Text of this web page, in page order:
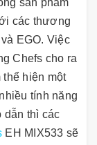
sản phẩm
các thương
EGO. Việc
Chefs cho ra
hiện một
tính năng
dẫn thì các
EH MIX533 sẽ